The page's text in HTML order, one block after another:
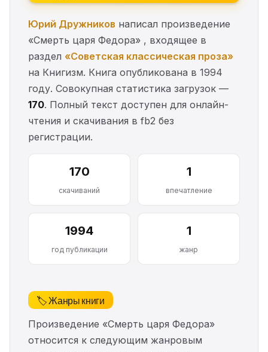
Юрий Дружников написал произведение
«Смерть царя Федора» , входящее в
раздел «Советская классическая проза»
на Книгизм. Книга опубликована в 1994
году. Совокупная статистика загрузок —
170. Полный текст доступен для онлайн-
чтения и скачивания в fb2 без
регистрации.
170
скачиваний
1
впечатление
1994
год публикации
1
жанр
🏷️ Жанры книги
Произведение «Смерть царя Федора»
относится к следующим жанровым